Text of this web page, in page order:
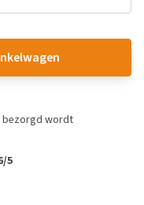
bezorgd wordt
5